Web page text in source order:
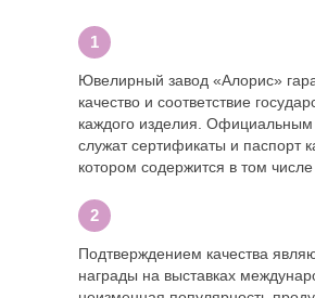
Ювелирный завод «Алорис»
качество и соответствие
каждого изделия.
служат сертификаты и паспорт
котором содержится в том
Подтверждением качества
награды на выставках